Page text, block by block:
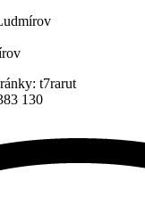
t7rarut
130